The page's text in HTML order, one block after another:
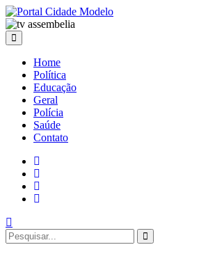
Home
Política
Educação
Geral
Polícia
Saúde
Contato